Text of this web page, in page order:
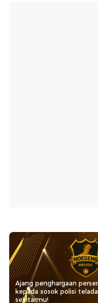
Ajang penghargaan
kepada sosok polisi
sekitarmu!